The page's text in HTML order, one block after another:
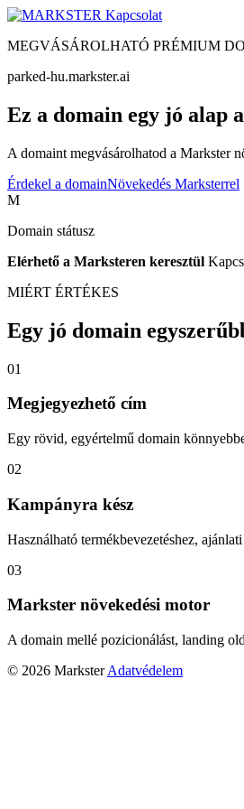
Kapcsolat
MEGVÁSÁROLHATÓ PRÉMIUM
parked-hu.markster.ai
Ez a domain egy jó alap
A domaint megvásárolhatod a Markster
Érdekel a domainNövekedés Marksterrel
M
Domain státusz
Elérhető a Marksteren keresztül
MIÉRT ÉRTÉKES
Egy jó domain
01
Megjegyezhető cím
Egy rövid, egyértelmű domain
02
Kampányra kész
Használható termékbevezetéshez,
03
Markster növekedési motor
A domain mellé pozicionálást, landing
© 2026 Markster Adatvédelem